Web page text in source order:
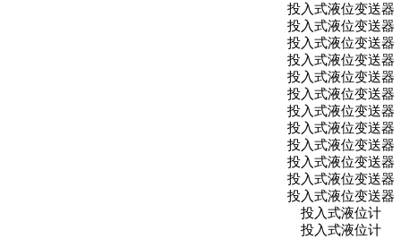
投入式液位变送器
投入式液位变送器
投入式液位变送器
投入式液位变送器
投入式液位变送器
投入式液位变送器
投入式液位变送器
投入式液位变送器
投入式液位变送器
投入式液位变送器
投入式液位变送器
投入式液位变送器
投入式液位计
投入式液位计